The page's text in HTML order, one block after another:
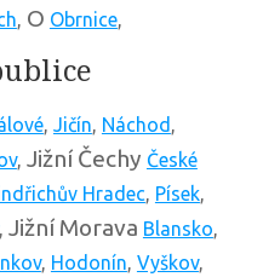
, O Obrnice,
, Jičín, Náchod ,
, Jižní Čechy České
Hradec, Písek,
Jižní Morava Blansko,
, Hodonín, Vyškov,